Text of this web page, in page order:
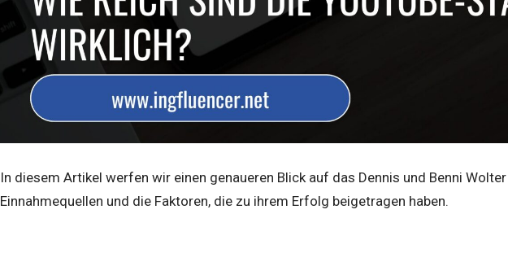
In diesem Artikel werfen wir einen genaueren Blick auf das Dennis und Benni
Einnahmequellen und die Faktoren, die zu ihrem Erfolg beigetragen haben.